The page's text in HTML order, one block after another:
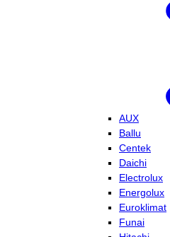
AUX
Ballu
Centek
Daichi
Electrolux
Energolux
Euroklimat
Funai